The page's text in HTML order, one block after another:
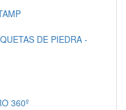
DE PIEDRA -
360º